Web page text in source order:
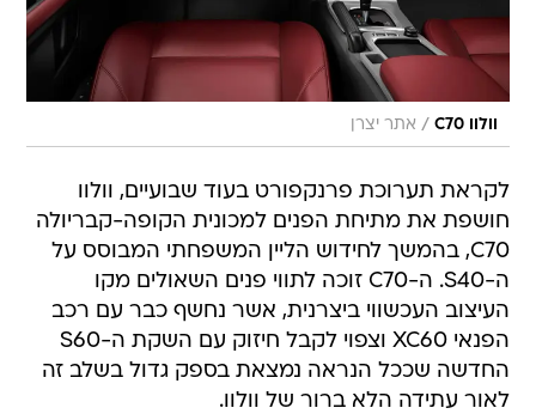
וולוו C70 / אתר יצרן
לקראת תערוכת פרנקפורט בעוד שבועיים, וולוו
חושפת את מתיחת הפנים למכונית הקופה-קבריולה
C70, בהמשך לחידוש הליין המשפחתי המבוסס על
ה-S40. ה-C70 זוכה לתווי פנים השאולים מקו
העיצוב העכשווי ביצרנית, אשר נחשף כבר עם רכב
הפנאי XC60 וצפוי לקבל חיזוק עם השקת ה-S60
החדשה שככל הנראה נמצאת בספק גדול בשלב זה
לאור עתידה הלא ברור של וולוו.